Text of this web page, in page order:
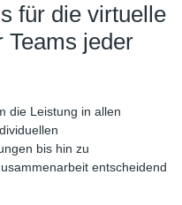
für die virtuelle
Teams jeder
die Leistung in allen
bis hin zu
entscheidend